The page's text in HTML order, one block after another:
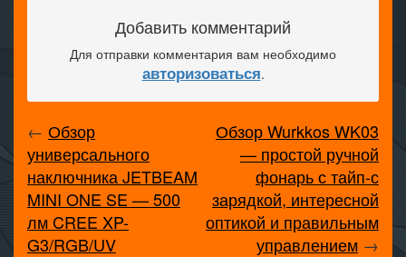
Добавить комментарий
Для отправки комментария вам необходимо
авторизоваться.
← Обзор
универсального
наключника JETBEAM
MINI ONE SE — 500
лм CREE XP-
G3/RGB/UV
Обзор Wurkkos WK03
— простой ручной
фонарь с тайп-с
зарядкой, интересной
оптикой и правильным
управлением →